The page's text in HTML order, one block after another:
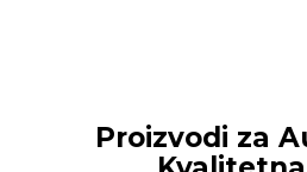
Proizvodi za